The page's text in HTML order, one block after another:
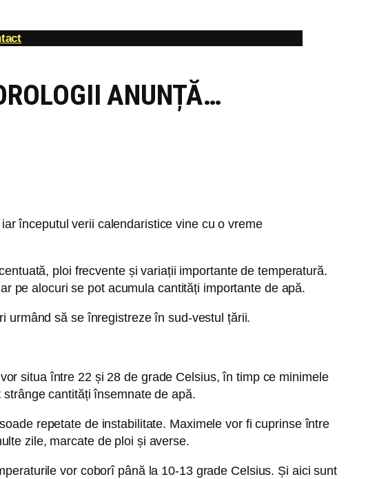
ANUNȚĂ…
începutul verii calendaristice vine cu o vreme
ploi frecvente și variații importante de temperatură.
pe alocuri se pot acumula cantități importante de apă.
urmând să se înregistreze în sud-vestul țării.
situa între 22 și 28 de grade Celsius, în timp ce minimele
cantități însemnate de apă.
repetate de instabilitate. Maximele vor fi cuprinse între
zile, marcate de ploi și averse.
vor coborî până la 10-13 grade Celsius. Și aici sunt